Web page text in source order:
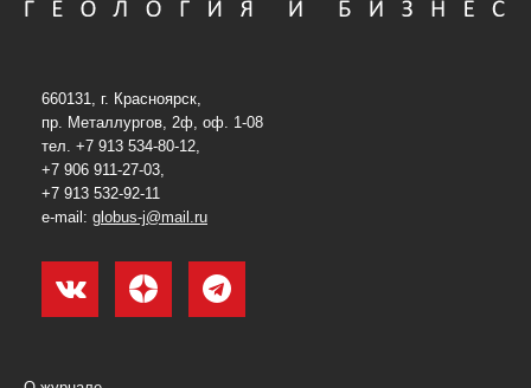
660131, г. Красноярск,
пр. Металлургов, 2ф, оф. 1-08
тел. +7 913 534-80-12,
+7 906 911-27-03,
+7 913 532-92-11
e-mail: globus-j@mail.ru